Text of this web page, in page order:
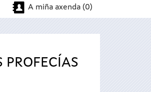
A miña axenda (0)